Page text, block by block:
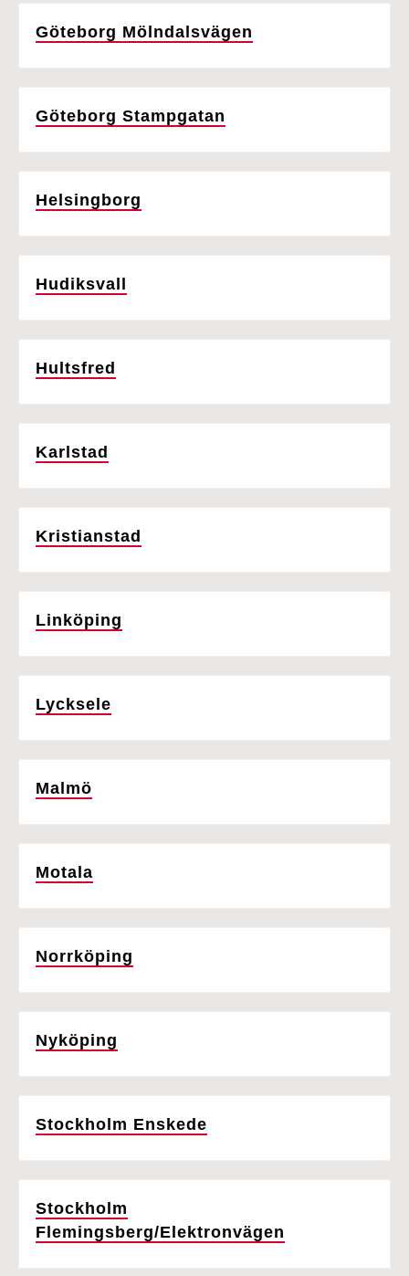
Göteborg Mölndalsvägen
Göteborg Stampgatan
Helsingborg
Hudiksvall
Hultsfred
Karlstad
Kristianstad
Linköping
Lycksele
Malmö
Motala
Norrköping
Nyköping
Stockholm Enskede
Stockholm
Flemingsberg/Elektronvägen